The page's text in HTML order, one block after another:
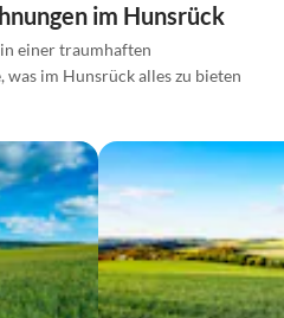
im Hunsrück
einer traumhaften
im Hunsrück alles zu bieten